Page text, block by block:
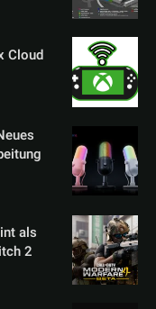
Cloud
als
2